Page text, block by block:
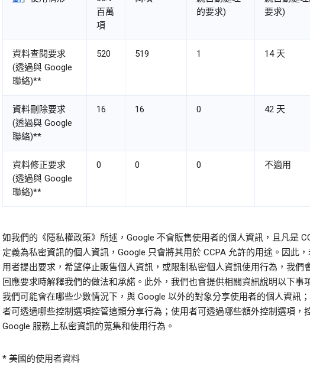
百萬
項
的要求)
要求)
資料查閱要求
(透過與 Google
聯絡)**
520 519 1 14 天
資料刪除要求
(透過與 Google
聯絡)**
16 16 0 42 天
資料修正要求
(透過與 Google
聯絡)**
0 0 0 不適用
如我們的《隱私權政策》所述，Google 不會販售使用者的個人資訊，且凡是
定義為私密資訊的個人資訊，Google 只會將其用於 CCPA 允許的用途。因此
用者提出要求，希望停止販售個人資訊，或限制私密個人資訊使用行為，我們
回應要求時解釋我們的做法和承諾。此外，我們也會提供相關資訊說明以下事
我們可能會在哪些少數情況下，與 Google 以外的對象分享使用者的個人資訊
者可透過哪些控制選項控管這類分享行為；使用者可透過哪些額外控制選項，
Google 服務上私密資訊的蒐集和使用行為。
* 美國的使用者資料